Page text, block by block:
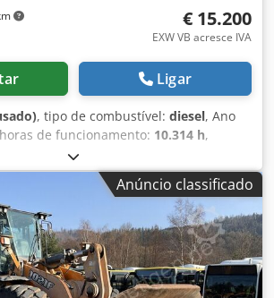
€ 15.200
EXW VB acresce IVA
Ligar
, tipo de combustível: diesel, Ano
de funcionamento: 10.314 h,
veículo:JEE0055599
Dsdpfxsvxh R As Abmock 1997
Anúncio classificado